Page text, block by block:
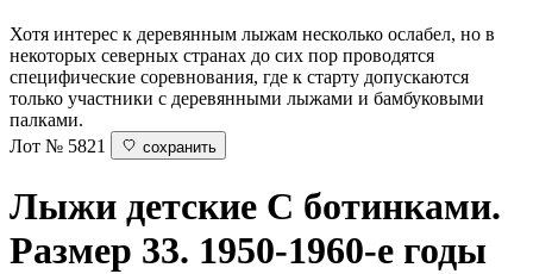
Хотя интерес к деревянным лыжам несколько ослабел, но в
некоторых северных странах до сих пор проводятся
специфические соревнования, где к старту допускаются
только участники с деревянными лыжами и бамбуковыми
палками.
Лот № 5821
сохранить
Лыжи детские С ботинками.
Размер 33. 1950-1960-е годы